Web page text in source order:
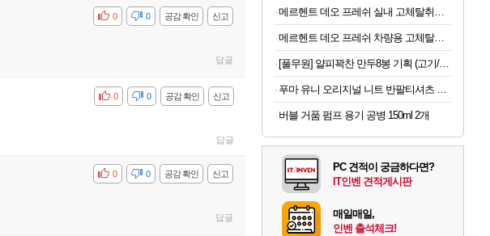
신고
공감 확인
비공감 0
0
답글
신고
공감 확인
비공감 0
0
답글
신고
공감 확인
비공감 0
0
답글
메르헨트 데오 프레쉬 차량용 고체탈취제, 에어리 허브, 250g, 2개
[풀무원] 얄피꽉찬 만두8봉 기획 (고기/김치/교자/물만두 외)
버블 거품 펌프 용기 공병 150ml 2개
PC 견적이 궁금하다면?
IT인벤 견적게시판
매일매일,
인벤 출석체크!